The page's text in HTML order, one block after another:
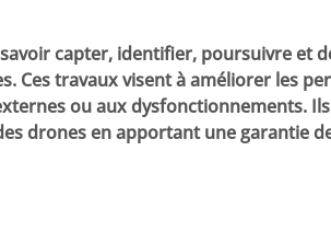
capter, identifier, poursuivre et
travaux visent à améliorer les
ou aux dysfonctionnements.
drones en apportant une garantie